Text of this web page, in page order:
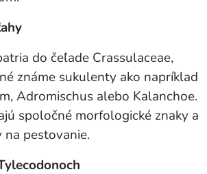
do čeľade Crassulaceae,
známe sukulenty ako napríklad
Adromischus alebo Kalanchoe.
spoločné morfologické znaky a
pestovanie.